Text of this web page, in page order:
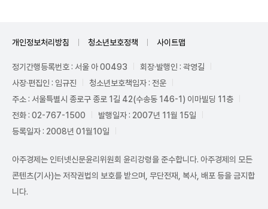
개인정보처리방침 청소년보호정책 사이트맵
정기간행등록번호 : 서울 아 00493
회장·발행인 : 곽영길
사장·편집인 : 임규진
청소년보호책임자 : 전운
주소 : 서울특별시 종로구 종로 1길 42(수송동 146-1) 이마빌딩 11층
전화 : 02-767-1500
발행일자 : 2007년 11월 15일
등록일자 : 2008년 01월10일
아주경제는 인터넷신문윤리위원회 윤리강령을 준수합니다. 아주경제의 모든
콘텐츠(기사)는 저작권법의 보호를 받으며, 무단전재, 복사, 배포 등을 금지합
니다.